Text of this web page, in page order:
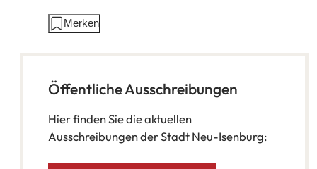
Aktionen
Merken
Öffentliche Ausschreibungen
Hier finden Sie die aktuellen
Ausschreibungen der Stadt Neu-Isenburg: